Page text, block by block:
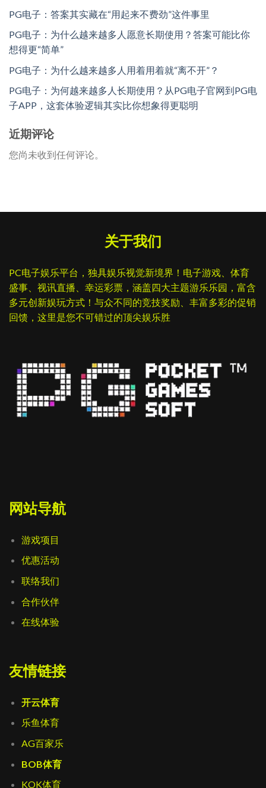
PG电子：答案其实藏在“用起来不费劲”这件事里
PG电子：为什么越来越多人愿意长期使用？答案可能比你
想得更“简单”
PG电子：为什么越来越多人用着用着就“离不开”？
PG电子：为何越来越多人长期使用？从PG电子官网到PG电
子APP，这套体验逻辑其实比你想象得更聪明
近期评论
您尚未收到任何评论。
关于我们
PC电子娱乐平台，独具娱乐视觉新境界！电子游戏、体育
盛事、视讯直播、幸运彩票，涵盖四大主题游乐乐园，富含
多元创新娱玩方式！与众不同的竞技奖励、丰富多彩的促销
回馈，这里是您不可错过的顶尖娱乐胜
网站导航
游戏项目
优惠活动
联络我们
合作伙伴
在线体验
友情链接
开云体育
乐鱼体育
AG百家乐
BOB体育
KOK体育